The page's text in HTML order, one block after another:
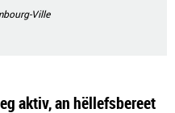
Ville
aktiv, an hëllefsbereet